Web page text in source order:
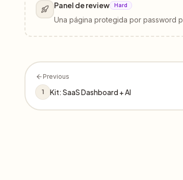
Panel de review Hard
Una página protegida por password
Previous
1
Kit: SaaS Dashboard + AI